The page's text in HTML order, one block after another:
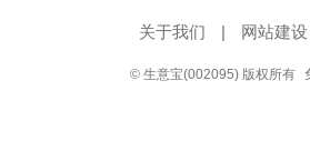
关于我们 | 网站建设
© 生意宝(002095) 版权所有